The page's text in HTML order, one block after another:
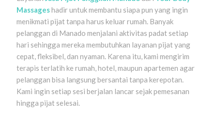
Massageshadir untuk membantu siapa pun yang ingin
menikmati pijat tanpa harus keluar rumah. Banyak
pelanggan di Manado menjalani aktivitas padat setiap
hari sehingga mereka membutuhkan layanan pijat yang
cepat, fleksibel, dan nyaman. Karena itu, kami mengirim
terapis terlatih ke rumah, hotel, maupun apartemen agar
pelanggan bisa langsung bersantai tanpa kerepotan.
Kami ingin setiap sesi berjalan lancar sejak pemesanan
hingga pijat selesai.